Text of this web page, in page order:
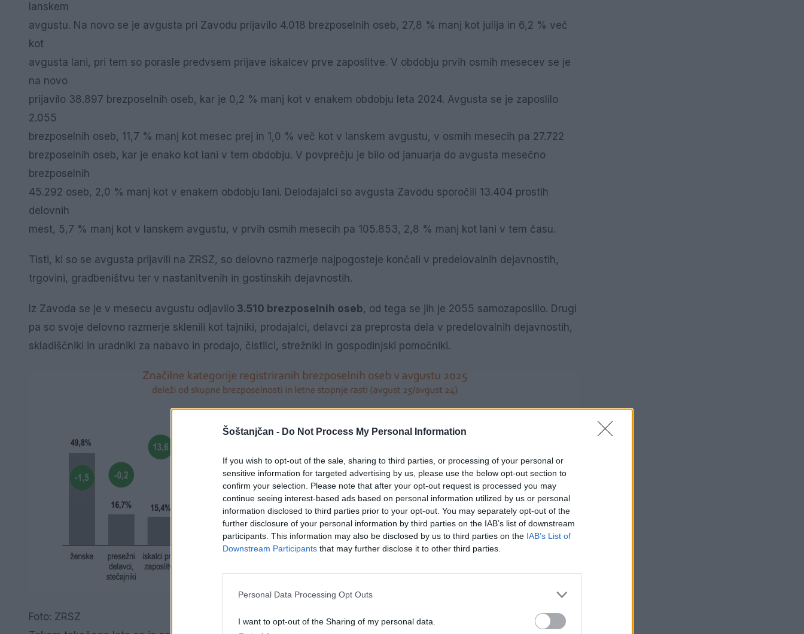
Šoštanjčan - Do Not Process My Personal Information
If you wish to opt-out of the sale, sharing to third parties, or processing of your personal or
sensitive information for targeted advertising by us, please use the below opt-out section to
confirm your selection. Please note that after your opt-out request is processed you may
continue seeing interest-based ads based on personal information utilized by us or personal
information disclosed to third parties prior to your opt-out. You may separately opt-out of the
further disclosure of your personal information by third parties on the IAB’s list of downstream
participants. This information may also be disclosed by us to third parties on the IAB’s List of
Downstream Participants that may further disclose it to other third parties.
Personal Data Processing Opt Outs
I want to opt-out of the Sharing of my personal data.
lanskem
avgustu. Na novo se je avgusta pri Zavodu prijavilo 4.018 brezposelnih oseb, 27,8 % manj kot julija in 6,2 % več
kot
avgusta lani, pri tem so porasle predvsem prijave iskalcev prve zaposlitve. V obdobju prvih osmih mesecev se je
na novo
prijavilo 38.897 brezposelnih oseb, kar je 0,2 % manj kot v enakem obdobju leta 2024. Avgusta se je zaposlilo
2.055
brezposelnih oseb, 11,7 % manj kot mesec prej in 1,0 % več kot v lanskem avgustu, v osmih mesecih pa 27.722
brezposelnih oseb, kar je enako kot lani v tem obdobju. V povprečju je bilo od januarja do avgusta mesečno
brezposelnih
45.292 oseb, 2,0 % manj kot v enakem obdobju lani. Delodajalci so avgusta Zavodu sporočili 13.404 prostih
delovnih
mest, 5,7 % manj kot v lanskem avgustu, v prvih osmih mesecih pa 105.853, 2,8 % manj kot lani v tem času.
Tisti, ki so se avgusta prijavili na ZRSZ, so delovno razmerje najpogosteje končali v predelovalnih dejavnostih,
trgovini, gradbeništvu ter v nastanitvenih in gostinskih dejavnostih.
Iz Zavoda se je v mesecu avgustu odjavilo 3.510 brezposelnih oseb, od tega se jih je 2055 samozaposlilo. Drugi
pa so svoje delovno razmerje sklenili kot tajniki, prodajalci, delavci za preprosta dela v predelovalnih dejavnostih,
skladiščniki in uradniki za nabavo in prodajo, čistilci, strežniki in gospodinjski pomočniki.
Foto: ZRSZ